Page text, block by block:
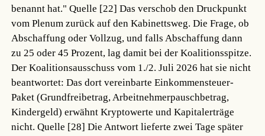
benannt hat."Quelle [22] Das verschob den Druckpunkt
vom Plenum zurück auf den Kabinettsweg. Die Frage, ob
Abschaffung oder Vollzug, und falls Abschaffung dann
zu 25 oder 45 Prozent, lag damit bei der Koalitionsspitze.
Der Koalitionsausschuss vom 1./2. Juli 2026 hat sie nicht
beantwortet: Das dort vereinbarte Einkommensteuer-
Paket (Grundfreibetrag, Arbeitnehmerpauschbetrag,
Kindergeld) erwähnt Kryptowerte und Kapitalerträge
nicht.Quelle [28] Die Antwort lieferte zwei Tage später